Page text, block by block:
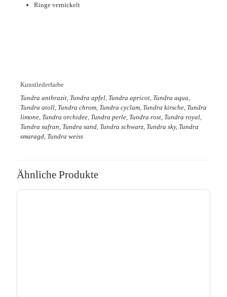
Ringe vernickelt
Kunstlederfarbe
Tundra anthrazit, Tundra apfel, Tundra apricot, Tundra aqua,
Tundra atoll, Tundra chrom, Tundra cyclam, Tundra kirsche, Tundra
limone, Tundra orchidee, Tundra perle, Tundra rost, Tundra royal,
Tundra safran, Tundra sand, Tundra schwarz, Tundra sky, Tundra
smaragd, Tundra weiss
Ähnliche Produkte